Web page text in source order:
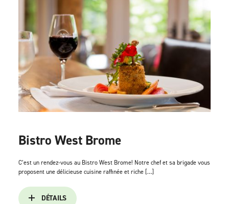
Bistro West Brome
C’est un rendez-vous au Bistro West Brome! Notre chef et sa brigade vous
proposent une délicieuse cuisine raffinée et riche […]
DÉTAILS